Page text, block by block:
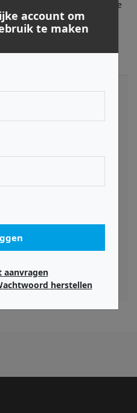
om bestellingen te
voor
met Dolby Atmos
formaten. Door 11 MTM
diepte en vertaling.
gecontroleerde
terwijl ARC X het
eenheid
betrouwbare, hoge-
voor kritische
account om
te maken
aanvragen
herstellen